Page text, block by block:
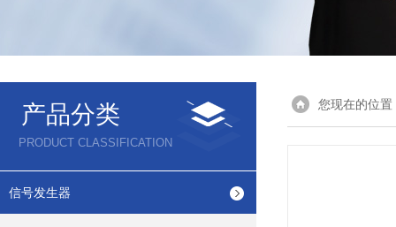
产品分类
PRODUCT CLASSIFICATION
信号发生器
您现在的位置